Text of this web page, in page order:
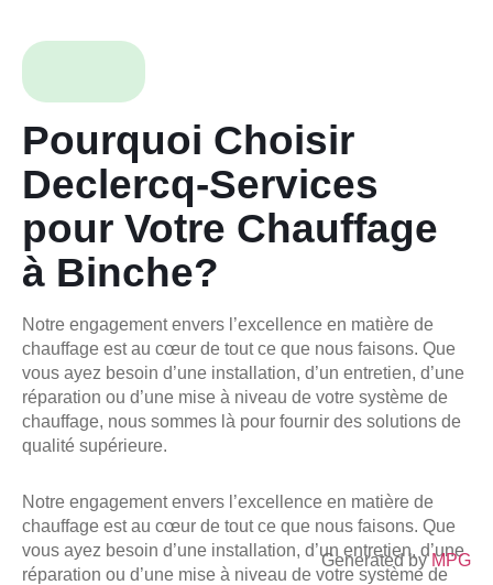
Pourquoi Choisir
Declercq-Services
pour Votre Chauffage
à Binche?
Notre engagement envers l’excellence en matière de
chauffage est au cœur de tout ce que nous faisons. Que
vous ayez besoin d’une installation, d’un entretien, d’une
réparation ou d’une mise à niveau de votre système de
chauffage, nous sommes là pour fournir des solutions de
qualité supérieure.
Notre engagement envers l’excellence en matière de
chauffage est au cœur de tout ce que nous faisons. Que
vous ayez besoin d’une installation, d’un entretien, d’une
réparation ou d’une mise à niveau de votre système de
Generated by MPG